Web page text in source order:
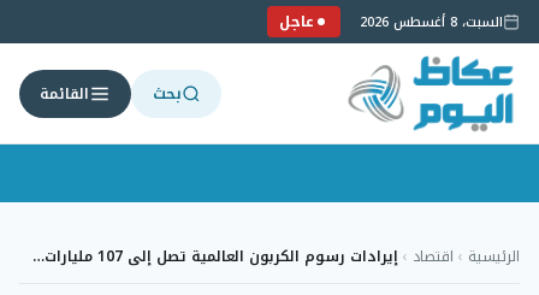
السبت، 8 أغسطس 2026 عاجل
بحث القائمة
إلىالرئيسية › اقتصاد › إيرادات رسوم الكربون العالمية تصل إلى 107 مليارات…